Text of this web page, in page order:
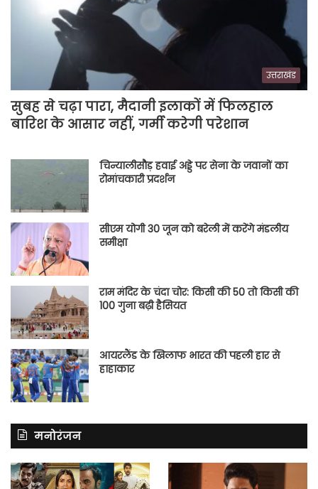
उत्तराखंड
सुबह से चढ़ा पारा, मैदानी इलाकों में फिलहाल
बारिश के आसार नहीं, गर्मी करेगी परेशान
चिन्यालीसौड़ हवाई अड्डे पर सेना के जवानों का
रोमांचकारी प्रदर्शन
सीएम योगी 30 जून को बरेली में करेंगे मंडलीय
समीक्षा
राम मंदिर के चंदा चोर: किसी की 50 तो किसी की
100 गुना बढ़ी हैसियत
आयरलैंड के खिलाफ भारत की पहली हार से
हाहाकार
मनोरंजन